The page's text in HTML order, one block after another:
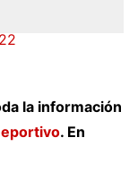
la información
. En